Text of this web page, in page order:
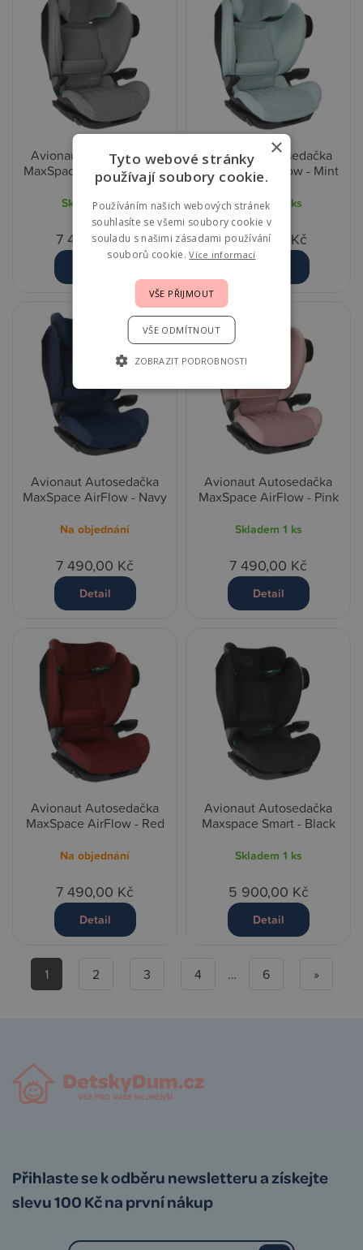
Avionaut Autosedačka
MaxSpace AirFlow - Grey
Skladem1 ks
7 490,00 Kč
Avionaut Autosedačka
MaxSpace AirFlow - Mint
Skladem 1 ks
7 490,00 Kč
Avionaut Autosedačka
MaxSpace AirFlow - Navy
Na objednání
7 490,00 Kč
Detail
Avionaut Autosedačka
MaxSpace AirFlow - Pink
Skladem 1 ks
7 490,00 Kč
Detail
Avionaut Autosedačka
MaxSpace AirFlow - Red
Na objednání
7 490,00 Kč
Detail
Avionaut Autosedačka
Maxspace Smart - Black
Skladem 1 ks
5 900,00 Kč
Detail
1 2 3 4 … 6 »
Přihlaste se k odběru newsletteru a získejte
slevu 100 Kč na první nákup
×
Tyto webové stránky
používají soubory cookie.
Používáním našich webových stránek
souhlasíte se všemi soubory cookie v
souladu s našimi zásadami používání
souborů cookie.Více informací
VŠE PŘIJMOUT
VŠE ODMÍTNOUT
ZOBRAZIT PODROBNOSTI